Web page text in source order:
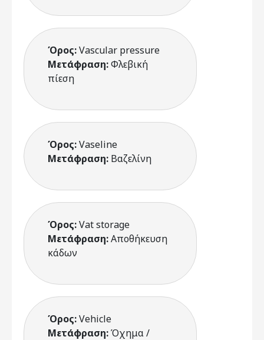
Όρος:Vascular pressure
Μετάφραση:Φλεβική
πίεση
Όρος:Vaseline
Μετάφραση: Βαζελίνη
Όρος:Vat storage
Μετάφραση:Αποθήκευση
κάδων
Όρος:Vehicle
Μετάφραση:Όχημα /